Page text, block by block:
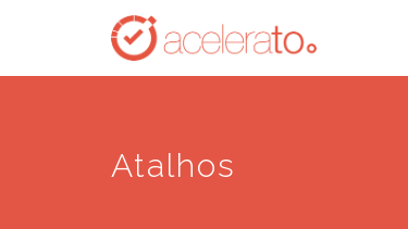
main
Atalhos